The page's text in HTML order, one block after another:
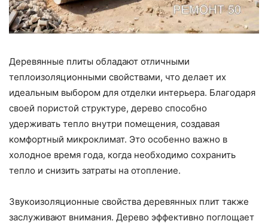
Деревянные плиты обладают отличными
теплоизоляционными свойствами, что делает их
идеальным выбором для отделки интерьера. Благодаря
своей пористой структуре, дерево способно
удерживать тепло внутри помещения, создавая
комфортный микроклимат. Это особенно важно в
холодное время года, когда необходимо сохранить
тепло и снизить затраты на отопление.
Звукоизоляционные свойства деревянных плит также
заслуживают внимания. Дерево эффективно поглощает